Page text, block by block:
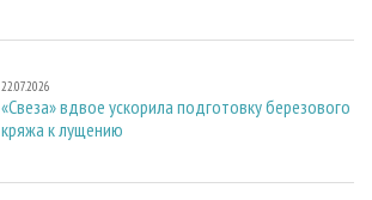
22.07.2026
«Свеза» вдвое ускорила подготовку березового
кряжа к лущению